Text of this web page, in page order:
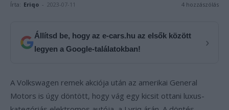
Írta: Eriqo - 2023-07-11 4 hozzászólás
Állítsd be, hogy az e-cars.hu az elsők között
legyen a Google-találatokban!
›
A Volkswagen remek akciója után az amerikai General
Motors is úgy döntött, hogy vág egy kicsit ottani luxus-